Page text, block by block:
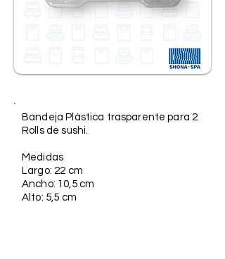
Bandeja Plástica trasparente para 2
Rolls de sushi.
Medidas
Largo: 22 cm
Ancho: 10,5 cm
Alto: 5,5 cm